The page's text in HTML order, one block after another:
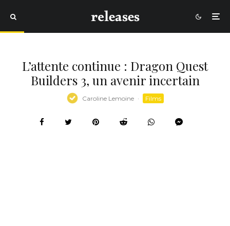
L’attente continue : Dragon Quest
Builders 3, un avenir incertain
Caroline Lemoine · Films